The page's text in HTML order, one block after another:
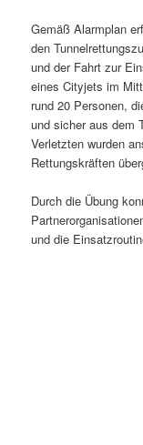
Gemäß Alarmplan
den
und der Fahrt zur
eines Cityjets im
rund 20 Personen,
und sicher aus dem
Verletzten wurden
Rettungskräften
Durch die Übung
und die